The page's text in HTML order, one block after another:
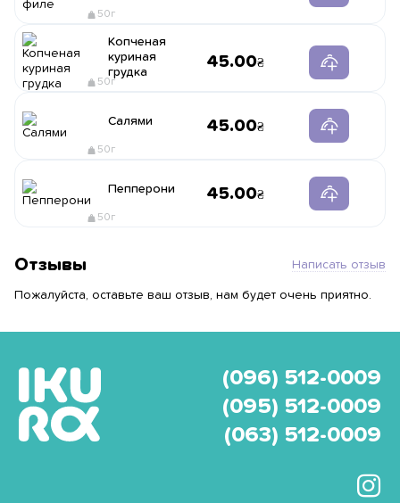
50г
Копченая
куриная
грудка
50г
45.00
Салями
50г
45.00
Пепперони
50г
45.00
Отзывы Написать отзыв
Пожалуйста, оставьте ваш отзыв, нам будет очень приятно.
(096) 512-0009
(095) 512-0009
(063) 512-0009